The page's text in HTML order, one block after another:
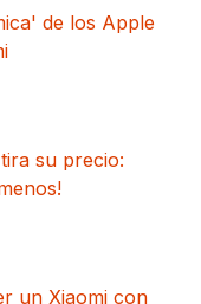
de los Apple
su precio:
un Xiaomi con